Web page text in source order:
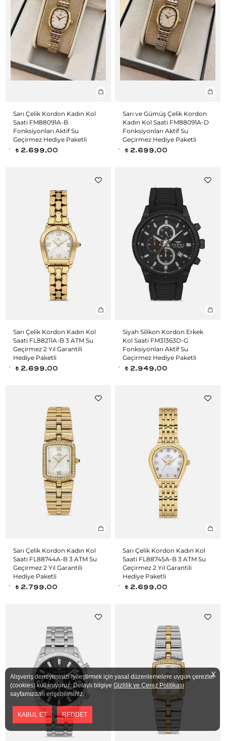
Sarı Çelik Kordon Kadın Kol
Saati FM88091A-B
Fonksiyonları Aktif Su
Geçirmez Hediye Paketli
t 2.699,00
Sarı ve Gümüş Çelik Kordon
Kadın Kol Saati FM88091A-D
Fonksiyonları Aktif Su
Geçirmez Hediye Paketli
t 2.699,00
Sarı Çelik Kordon Kadın Kol
Saati FL88211A-B 3 ATM Su
Geçirmez 2 Yıl Garantili
Hediye Paketli
t 2.699,00
Siyah Silikon Kordon Erkek
Kol Saati FM31363D-G
Fonksiyonları Aktif Su
Geçirmez Hediye Paketli
t 2.949,00
Sarı Çelik Kordon Kadın Kol
Saati FL88744A-B 3 ATM Su
Geçirmez 2 Yıl Garantili
Hediye Paketli
t 2.799,00
Sarı Çelik Kordon Kadın Kol
Saati FL88745A-B 3 ATM Su
Geçirmez 2 Yıl Garantili
Hediye Paketli
t 2.699,00
Alışveriş deneyiminizi iyileştirmek için yasal düzenlemelere uygun çerezler
(cookies) kullanıyoruz. Detaylı bilgiye Gizlilik ve Çerez Politikası
sayfamızdan erişebilirsiniz.
X